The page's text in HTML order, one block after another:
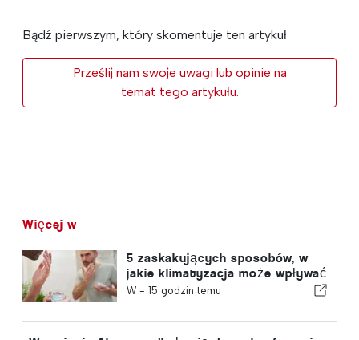
Bądź pierwszym, który skomentuje ten artykuł
Prześlij nam swoje uwagi lub opinie na
temat tego artykułu.
Więcej w
5 zaskakujących sposobów, w
jakie klimatyzacja może wpływać
na organizm
W - 15 godzin temu